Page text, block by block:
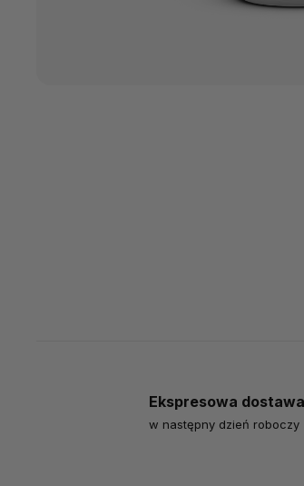
Ekspresowa dostawa
w następny dzień roboczy